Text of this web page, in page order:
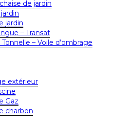
de jardin
jardin
– Transat
Tonnelle – Voile d’ombrage
extérieur
Gaz
charbon